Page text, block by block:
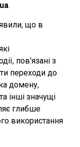
.
що в
пов'язані з
переходи до
домену,
інші значущі
глибше
використання